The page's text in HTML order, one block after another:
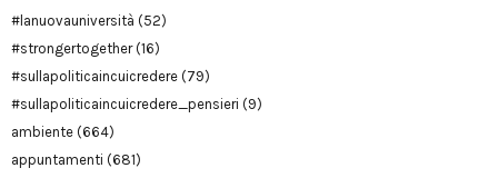
#lanuovauniversità (52)
#strongertogether(16)
#sullapoliticaincuicredere (79)
#sullapoliticaincuicredere_pensieri (9)
ambiente (664)
appuntamenti (681)